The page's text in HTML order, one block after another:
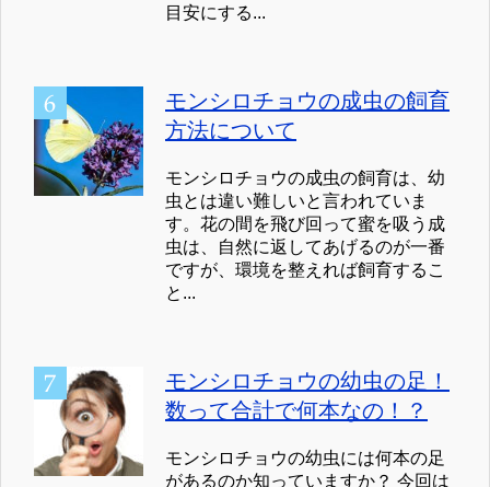
目安にする...
モンシロチョウの成虫の飼育
方法について
モンシロチョウの成虫の飼育は、幼
虫とは違い難しいと言われていま
す。花の間を飛び回って蜜を吸う成
虫は、自然に返してあげるのが一番
ですが、環境を整えれば飼育するこ
と...
モンシロチョウの幼虫の足！
数って合計で何本なの！？
モンシロチョウの幼虫には何本の足
があるのか知っていますか？ 今回は